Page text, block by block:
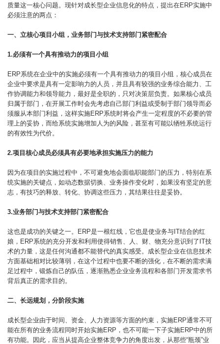
质量这一核心问题。现针对成长型企业信息化的特点，提出在ERP实施中
必须注意的两点：
一、立核心项目小组，业务部门与技术支持部门紧密配合
1.必须有一个具有推动力的项目小组
ERP系统在企业中的实施必须有一个具有推动力的项目小组，核心成员在
企业中要求是具有一定影响力的人员，并且具有较强的业务综合能力、工
作协调能力和领导能力，最好是全职的，只对决策层负责。如果核心成员
归属于部门，在开展工作时会先考虑自己部门利益或受制于部门领导而必
须服从本部门利益，这样实施ERP系统时将会产生一定程度的不必要的管
理上的妥协，而给系统实施增加人为的风险，甚至有可能以牺牲系统运行
的有效性为代价。
2.项目核心成员必须具有必要地承担实施压力的能力
因为在项目的实施过程中，不可避免地会面临职能部门的压力，特别在系
统实施的关键点，如动态数据切换、业务操作变化时，如果没有坚定的意
志，有技巧的释放、转化、协调这些压力，其结果往往是妥协。
3.业务部门与技术支持部门紧密配合
这也是成功的关键之一。ERP是一根红线，它也是使业务与IT结合的红
娘，ERP系统的充分开发和利用使得销售、人、财、物充分意识到了IT技
术的力量，这是任何沟通都不能替代的真实感受。成长型企业在信息技术
方面基础相对比较薄弱，在这个过程中也要不断的强化，在不断的需求满
足过程中，锻炼自己的队伍，逐渐熟悉企业业务流程和各部门开发需求书
背后真正的需求目的。
二、长远规划，分阶段实施
成长型企业由于时间、资金、人力资源等方面的约束，实施ERP通常不可
能在所有的业务流程同时开始实施ERP，也不可能一下子实施ERP中的所
有功能。因此，应当从提高企业整体竞争力的角度出发，从那些“瓶颈”业